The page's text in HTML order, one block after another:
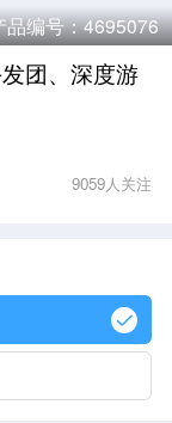
品编号：4695076
团、深度游
9059人关注